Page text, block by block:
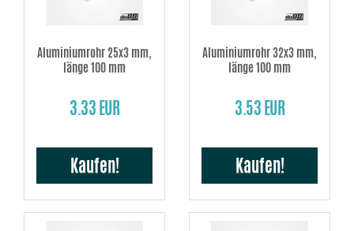
Aluminiumrohr 25x3 mm,
länge 100 mm
3.33 EUR
Kaufen!
Aluminiumrohr 32x3 mm,
länge 100 mm
3.53 EUR
Kaufen!